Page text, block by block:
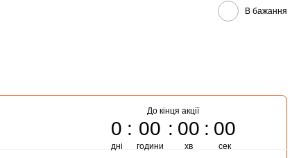
В бажання
До кінця акції
0
дні
00
години
00
хв
00
сек